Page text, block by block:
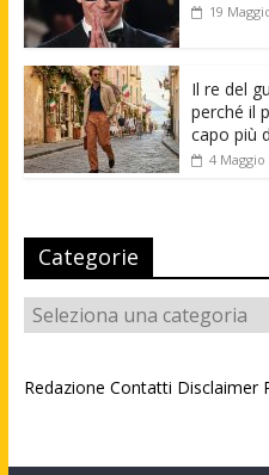
19
Il re del
perché il
capo più
4 Maggio
Categorie
Categorie
Redazione Contatti Disclaimer